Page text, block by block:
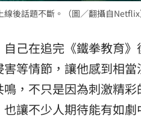
線後話題不斷。（圖／翻攝自Netflix
己在追完《鐵拳教育
等情節，讓他感到相
，不只是因為刺激精
讓不少人期待能有如